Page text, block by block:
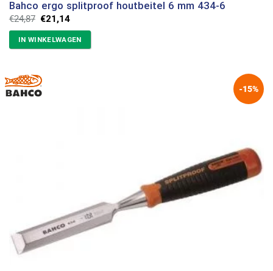
Bahco ergo splitproof houtbeitel 6 mm 434-6
€24,87 Oorspronkelijke
prijs
was:
€24,87.
€21,14Huidige
is:
€21,14.
IN WINKELWAGEN
-15%